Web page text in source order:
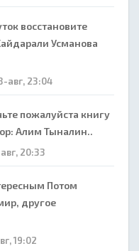
восстановите
Усманова
авг, 23:04
пожалуйста книгу
Алим Тыналин..
20:33
Потом
другое
19:02